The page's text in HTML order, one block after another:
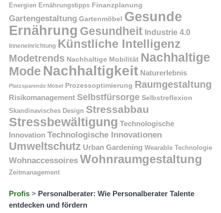
Energien Ernährungstipps Finanzplanung
Gartengestaltung Gartenmöbel Gesunde
Ernährung Gesundheit Industrie 4.0
Inneneinrichtung Künstliche Intelligenz
Modetrends Nachhaltige Mobilität Nachhaltige
Mode Nachhaltigkeit Naturerlebnis
Platzsparende Möbel Prozessoptimierung Raumgestaltung
Risikomanagement Selbstfürsorge Selbstreflexion
Skandinavisches Design Stressabbau
Stressbewältigung Technologische
Innovation Technologische Innovationen
Umweltschutz Urban Gardening Wearable Technologie
Wohnaccessoires Wohnraumgestaltung
Zeitmanagement
Profis > Personalberater: Wie Personalberater Talente
entdecken und fördern